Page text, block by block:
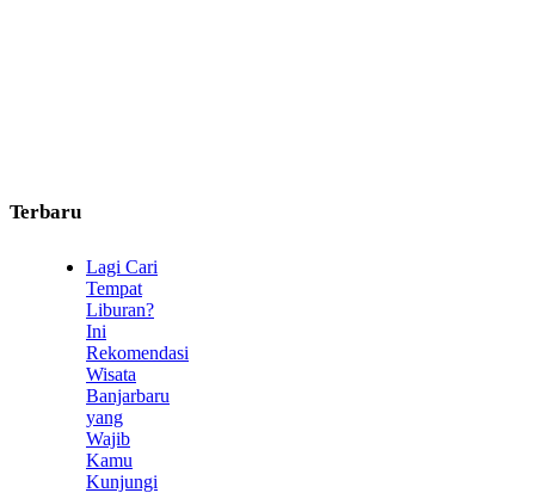
Terbaru
Lagi Cari
Tempat
Liburan?
Ini
Rekomendasi
Wisata
Banjarbaru
yang
Wajib
Kamu
Kunjungi